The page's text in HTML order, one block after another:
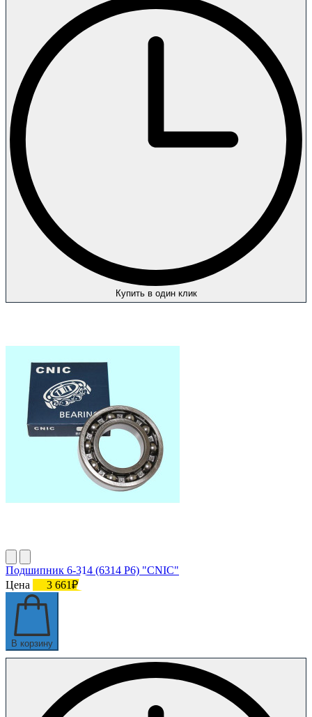
Купить в один клик
Подшипник 6-314 (6314 P6) "CNIC"
Цена
3 661₽
В корзину